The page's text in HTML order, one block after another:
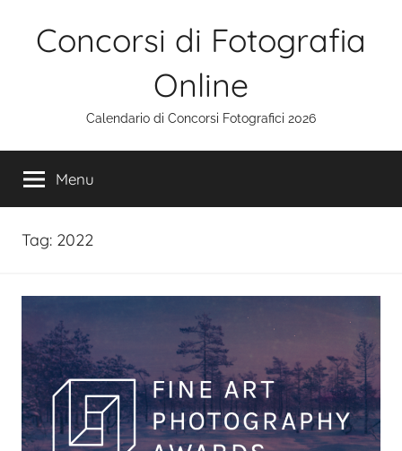
Concorsi di Fotografia
Online
Calendario di Concorsi Fotografici 2026
Menu
Tag: 2022